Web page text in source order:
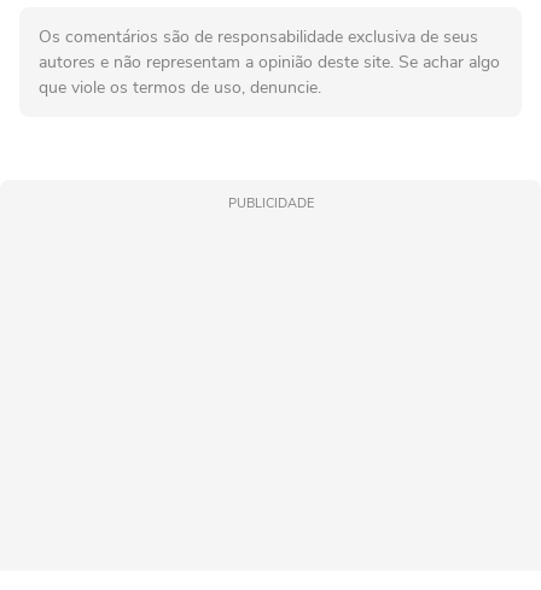
Os comentários são de responsabilidade exclusiva de seus
autores e não representam a opinião deste site. Se achar algo
que viole os termos de uso, denuncie.
PUBLICIDADE